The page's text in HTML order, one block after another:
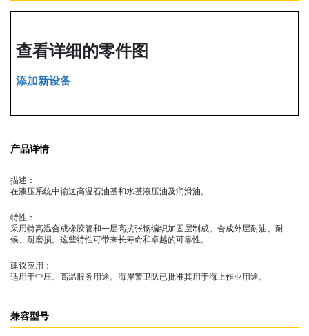
查看详细的零件图
添加新设备
产品详情
描述：
在液压系统中输送高温石油基和水基液压油及润滑油。
特性：
采用特高温合成橡胶管和一层高抗张钢编织加固层制成。合成外层耐油、耐
候、耐磨损。这些特性可带来长寿命和卓越的可靠性。
建议应用：
适用于中压、高温服务用途。海岸警卫队已批准其用于海上作业用途。
兼容型号